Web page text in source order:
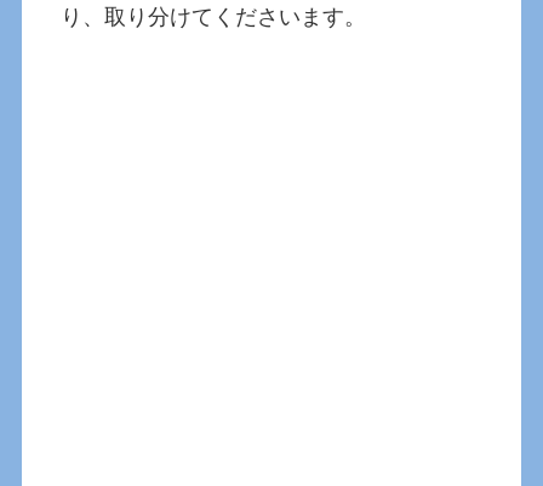
り、取り分けてくださいます。